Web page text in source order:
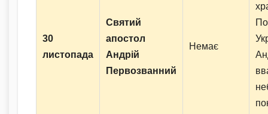
30
листопада
Святий
апостол
Андрій
Первозванний
Немає